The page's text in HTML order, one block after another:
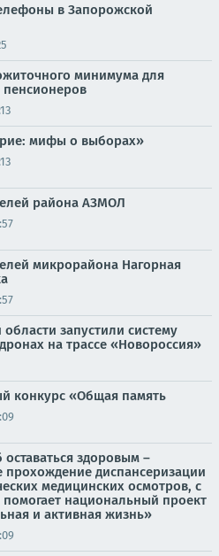
в Запорожской
минимума для
мифы о выборах»
района АЗМОЛ
микрорайона Нагорная
запустили систему
на трассе «Новороссия»
конкурс «Общая память
здоровым –
прохождение диспансеризации
медицинских осмотров, с
национальный проект
и активная жизнь»